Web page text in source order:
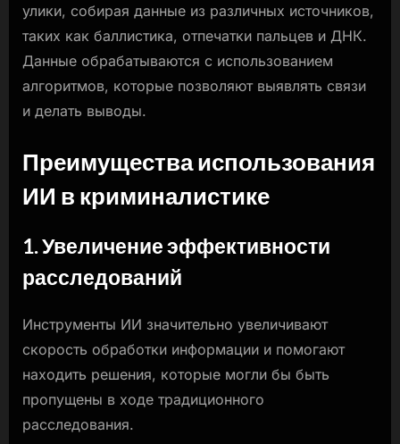
улики, собирая данные из различных источников,
таких как баллистика, отпечатки пальцев и ДНК.
Данные обрабатываются с использованием
алгоритмов, которые позволяют выявлять связи
и делать выводы.
Преимущества использования
ИИ в криминалистике
1. Увеличение эффективности
расследований
Инструменты ИИ значительно увеличивают
скорость обработки информации и помогают
находить решения, которые могли бы быть
пропущены в ходе традиционного
расследования.